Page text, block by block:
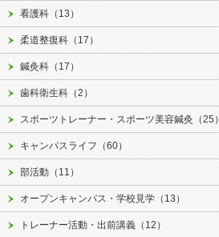
看護科（13）
柔道整復科（17）
鍼灸科（17）
歯科衛生科（2）
スポーツトレーナー・スポーツ美容鍼灸（25）
キャンパスライフ（60）
部活動（11）
オープンキャンパス・学校見学（13）
トレーナー活動・出前講義（12）